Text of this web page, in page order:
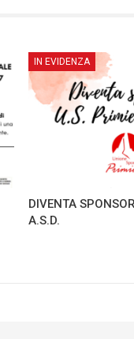
IN EVIDENZA
DIVENTA
A.S.D.